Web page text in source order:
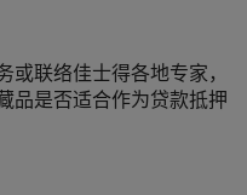
或联络佳士得各地专家，
品是否适合作为贷款抵押